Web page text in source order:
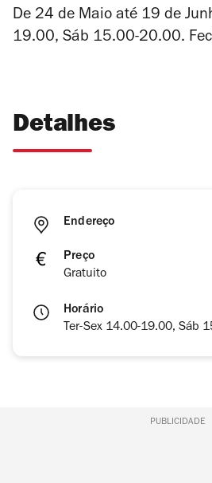
De 24 de Maio até 19 de
19.00, Sáb 15.00-20.00.
Detalhes
Endereço
Preço
Gratuito
Horário
Ter-Sex 14.00-19.00, Sáb
PUBLICIDADE